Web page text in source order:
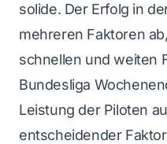
solide. Der Erfolg in
mehreren Faktoren
schnellen und weiten
Bundesliga
Leistung der Piloten
entscheidender